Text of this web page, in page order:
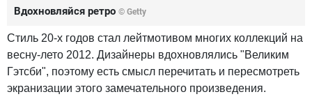
Вдохновляйся ретро © Getty
Стиль 20-х годов стал лейтмотивом многих коллекций на
весну-лето 2012. Дизайнеры вдохновлялись "Великим
Гэтсби", поэтому есть смысл перечитать и пересмотреть
экранизации этого замечательного произведения.